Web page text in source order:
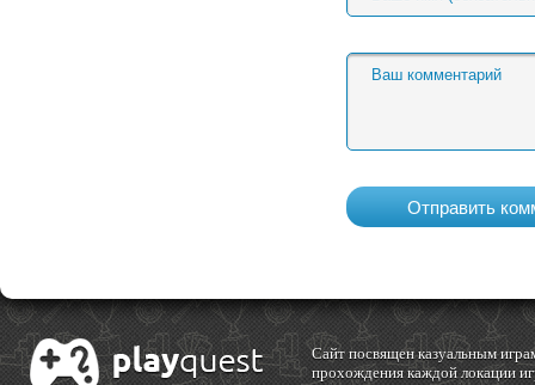
Cайт посвящен казуальным
прохождения каждой локации